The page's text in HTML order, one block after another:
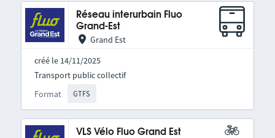
Réseau interurbain Fluo
Grand-Est
Grand Est
créé le 14/11/2025
Format GTFS
Transport public collectif
VLS Vélo Fluo Grand Est